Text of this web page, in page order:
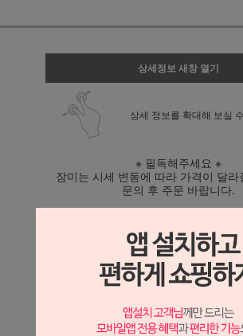
상세정보 새창 열기
상세 정보를 확대해 보실
※ 필독해주세요 ※
장미는 시세 변동에 따라 가격이 달라
문의 후 주문 바랍니다.